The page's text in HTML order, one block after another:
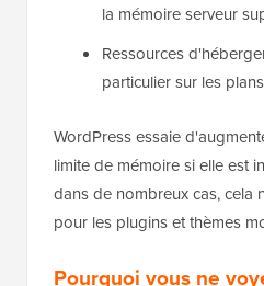
la mémoire serveur
Ressources
particulier sur les
WordPress essaie
limite de mémoire si elle est
dans de nombreux cas, cela
pour les plugins et thèmes
Pourquoi vous ne